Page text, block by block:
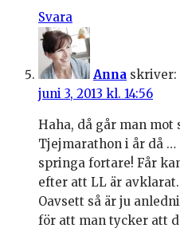
Svara
Anna skriver:
juni 3, 2013 kl. 14:56
Haha, då går man mot
Tjejmarathon i år då
springa fortare! Får
efter att LL är avklarat.
Oavsett så är ju
för att man tycker att